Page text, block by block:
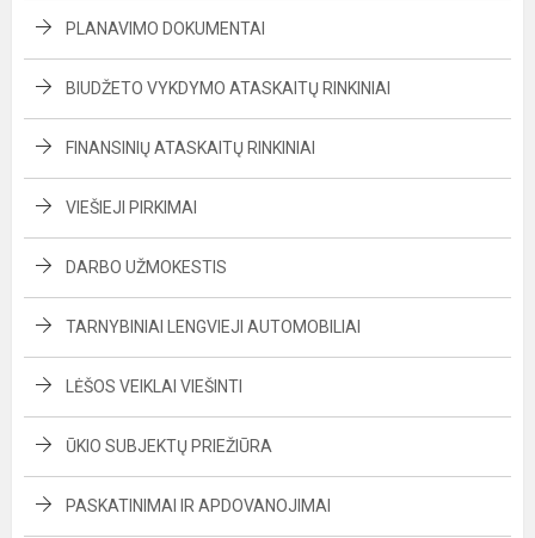
PLANAVIMO DOKUMENTAI
BIUDŽETO VYKDYMO ATASKAITŲ RINKINIAI
FINANSINIŲ ATASKAITŲ RINKINIAI
VIEŠIEJI PIRKIMAI
DARBO UŽMOKESTIS
TARNYBINIAI LENGVIEJI AUTOMOBILIAI
LĖŠOS VEIKLAI VIEŠINTI
ŪKIO SUBJEKTŲ PRIEŽIŪRA
PASKATINIMAI IR APDOVANOJIMAI